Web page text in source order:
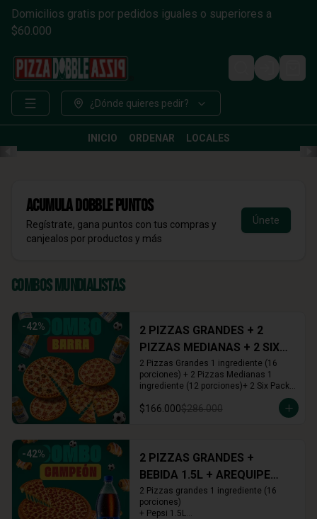
Domicilios gratis por pedidos iguales o superiores a
$60.000
Login
¿Dónde quieres pedir?
INICIO ORDENAR LOCALES
AcumulaDOBBLE Puntos
Regístrate, gana puntos con tus compras y
canjealos por productos y más
Únete
Combos Mundialistas
-42%
2 PIZZAS GRANDES + 2
PIZZAS MEDIANAS + 2 SIX
PACKS CERVEZAS
2 Pizzas Grandes 1 ingrediente (16
porciones) + 2 Pizzas Medianas 1
ingrediente (12 porciones)+ 2 Six Pack
$166.000$286.000
-42%
2 PIZZAS GRANDES +
BEBIDA 1.5L + AREQUIPE
ROLLS
2 Pizzas grandes 1 ingrediente (16
porciones)
+ Pepsi 1.5L